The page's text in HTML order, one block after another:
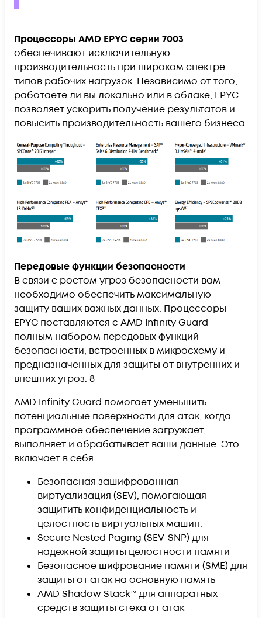
Процессоры AMD EPYC серии 7003
обеспечивают исключительную
производительность при широком спектре
типов рабочих нагрузок. Независимо от того,
работаете ли вы локально или в облаке, EPYC
позволяет ускорить получение результатов и
повысить производительность вашего бизнеса.
Передовые функции безопасности
В связи с ростом угроз безопасности вам
необходимо обеспечить максимальную
защиту ваших важных данных. Процессоры
EPYC поставляются с AMD Infinity Guard —
полным набором передовых функций
безопасности, встроенных в микросхему и
предназначенных для защиты от внутренних и
внешних угроз. 8
AMD Infinity Guard помогает уменьшить
потенциальные поверхности для атак, когда
программное обеспечение загружает,
выполняет и обрабатывает ваши данные. Это
включает в себя:
Безопасная зашифрованная
виртуализация (SEV), помогающая
защитить конфиденциальность и
целостность виртуальных машин.
Secure Nested Paging (SEV-SNP) для
надежной защиты целостности памяти
Безопасное шифрование памяти (SME) для
защиты от атак на основную память
AMD Shadow Stack™ для аппаратных
средств защиты стека от атак